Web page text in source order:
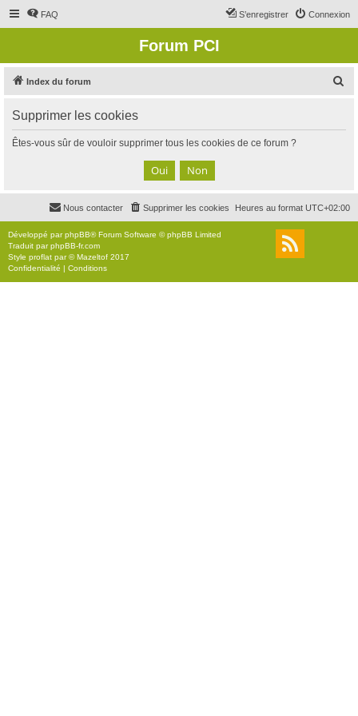
FAQ Connexion
S’enregistrer
Forum PCI
Index du forum
c
Supprimer les cookies
Êtes-vous sûr de vouloir supprimer tous les cookies de ce forum ?
Heures au format UTC+02:00
Supprimer les cookies
Nous contacter
Développé parphpBB® Forum Software © phpBB Limited
Traduit parphpBB-fr.com
Style proflat par ©Mazeltof 2017
Confidentialité | Conditions